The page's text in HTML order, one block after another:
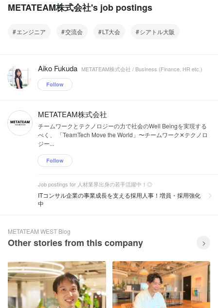
METATEAM株式会社's job postings
エンジニア 交流会 LT大会 シアトル大阪
Aiko Fukuda METATEAM株式会社 / Business (Finance, HR etc.)
Follow
METATEAM株式会社
チームワークとテクノロジーの力で社会のWell Beingを実現する
べく、 「TeamTech Move the World」〜チームワーク✕テクノロ
ジー...
Follow
Job postings for 人材業界出身の若手活躍中！◎
ITコンサル企業の事業成長を支える採用人事！増員・採用強化
中
METATEAM WEST Blog
Other stories from this company